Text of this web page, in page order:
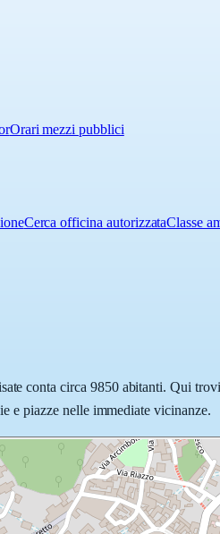
Orari mezzi pubblici
Cerca officina autorizzataClasse
conta circa 9850 abitanti. Qui
e piazze nelle immediate vicinanze.